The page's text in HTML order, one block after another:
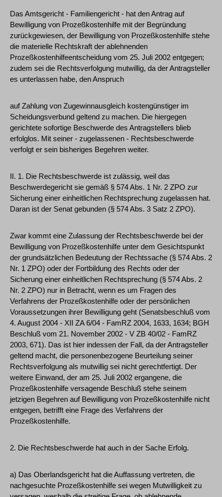
Das Amtsgericht - Familiengericht - hat den Antrag auf
Bewilligung von Prozeßkostenhilfe mit der Begründung
zurückgewiesen, der Bewilligung von Prozeßkostenhilfe stehe
die materielle Rechtskraft der ablehnenden
Prozeßkostenhilfeentscheidung vom 25. Juli 2002 entgegen;
zudem sei die Rechtsverfolgung mutwillig, da der Antragsteller
es unterlassen habe, den Anspruch
auf Zahlung von Zugewinnausgleich kostengünstiger im
Scheidungsverbund geltend zu machen. Die hiergegen
gerichtete sofortige Beschwerde des Antragstellers blieb
erfolglos. Mit seiner - zugelassenen - Rechtsbeschwerde
verfolgt er sein bisheriges Begehren weiter.
II. 1. Die Rechtsbeschwerde ist zulässig, weil das
Beschwerdegericht sie gemäß § 574 Abs. 1 Nr. 2 ZPO zur
Sicherung einer einheitlichen Rechtsprechung zugelassen hat.
Daran ist der Senat gebunden (§ 574 Abs. 3 Satz 2 ZPO).
Zwar kommt eine Zulassung der Rechtsbeschwerde bei der
Bewilligung von Prozeßkostenhilfe unter dem Gesichtspunkt
der grundsätzlichen Bedeutung der Rechtssache (§ 574 Abs. 2
Nr. 1 ZPO) oder der Fortbildung des Rechts oder der
Sicherung einer einheitlichen Rechtsprechung (§ 574 Abs. 2
Nr. 2 ZPO) nur in Betracht, wenn es um Fragen des
Verfahrens der Prozeßkostenhilfe oder der persönlichen
Voraussetzungen ihrer Bewilligung geht (Senatsbeschluß vom
4. August 2004 - XII ZA 6/04 - FamRZ 2004, 1633, 1634; BGH
Beschluß vom 21. November 2002 - V ZB 40/02 - FamRZ
2003, 671). Das ist hier indessen der Fall, da der Antragsteller
geltend macht, die personenbezogene Beurteilung seiner
Rechtsverfolgung als mutwillig sei nicht gerechtfertigt. Der
weitere Einwand, der am 25. Juli 2002 ergangene, die
Prozeßkostenhilfe versagende Beschluß stehe seinem
jetzigen Begehren auf Bewilligung von Prozeßkostenhilfe nicht
entgegen, betrifft eine Frage des Verfahrens der
Prozeßkostenhilfe.
2. Die Rechtsbeschwerde hat auch in der Sache Erfolg.
a) Das Oberlandsgericht hat die Auffassung vertreten, die
nachgesuchte Prozeßkostenhilfe sei wegen Mutwilligkeit zu